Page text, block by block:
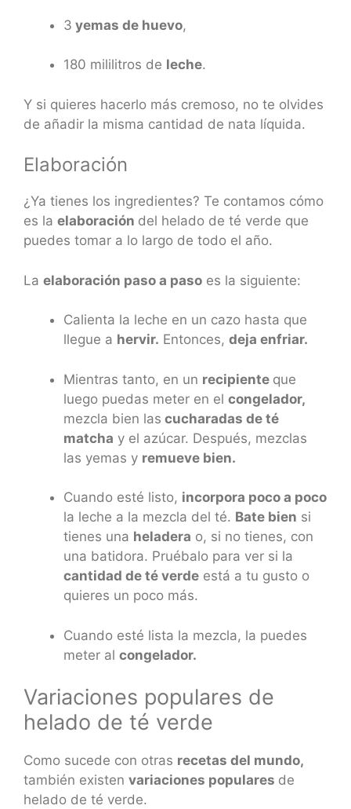
3 yemas de huevo,
180 mililitros de leche.
Y si quieres hacerlo más cremoso, no te olvides
de añadir la misma cantidad de nata líquida.
Elaboración
¿Ya tienes los ingredientes? Te contamos cómo
es la elaboración del helado de té verde que
puedes tomar a lo largo de todo el año.
La elaboración paso a paso es la siguiente:
Calienta la leche en un cazo hasta que
llegue a hervir. Entonces, deja enfriar.
Mientras tanto, en un recipiente que
luego puedas meter en el congelador,
mezcla bien las cucharadas de té
matcha y el azúcar. Después, mezclas
las yemas y remueve bien.
Cuando esté listo, incorpora poco a poco
la leche a la mezcla del té. Bate bien si
tienes una heladera o, si no tienes, con
una batidora. Pruébalo para ver si la
cantidad de té verde está a tu gusto o
quieres un poco más.
Cuando esté lista la mezcla, la puedes
meter al congelador.
Variaciones populares de
helado de té verde
Como sucede con otras recetas del mundo,
también existen variaciones populares de
helado de té verde.